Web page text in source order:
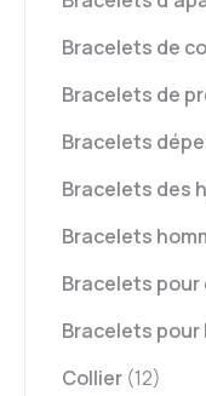
Bracelets de
Bracelets de
Bracelets
Bracelets des
Bracelets
Bracelets
Bracelets pour
Collier (12)